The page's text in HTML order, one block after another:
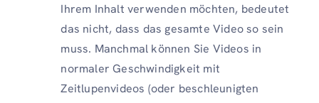
Ihrem Inhalt verwenden möchten, bedeutet
das nicht, dass das gesamte Video so sein
muss. Manchmal können Sie Videos in
normaler Geschwindigkeit mit
Zeitlupenvideos (oder beschleunigten